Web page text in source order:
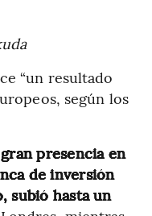
“un resultado
según los
presencia en
de inversión
subió hasta un